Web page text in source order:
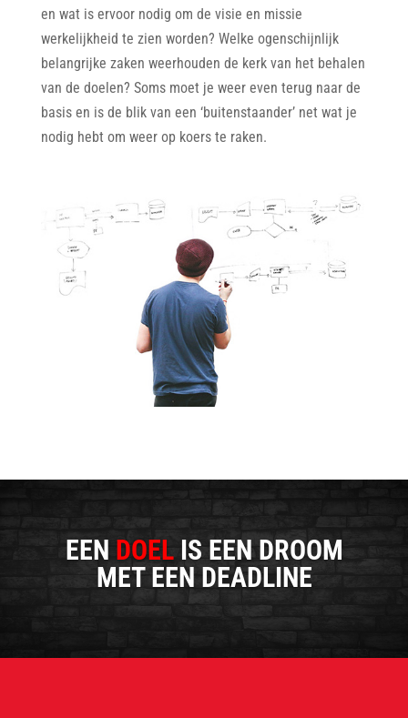
en wat is ervoor nodig om de visie en missie
werkelijkheid te zien worden? Welke ogenschijnlijk
belangrijke zaken weerhouden de kerk van het behalen
van de doelen? Soms moet je weer even terug naar de
basis en is de blik van een ‘buitenstaander’ net wat je
nodig hebt om weer op koers te raken.
EEN DOELIS EEN DROOM
MET EEN DEADLINE